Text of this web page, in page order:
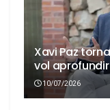
Xavi Paz
vol
10/07/2026